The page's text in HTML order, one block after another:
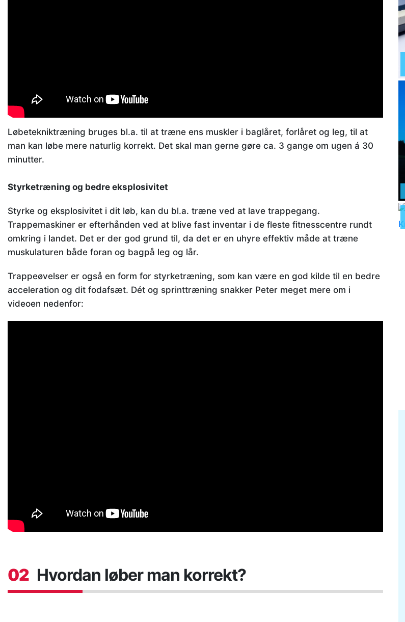
Løbetekniktræning bruges bl.a. til at træne ens muskler i baglåret, forlåret og leg, til at
man kan løbe mere naturlig korrekt. Det skal man gerne gøre ca. 3 gange om ugen á 30
minutter.
Styrketræning og bedre eksplosivitet
Styrke og eksplosivitet i dit løb, kan du bl.a. træne ved at lave trappegang.
Trappemaskiner er efterhånden ved at blive fast inventar i de fleste fitnesscentre rundt
omkring i landet. Det er der god grund til, da det er en uhyre effektiv måde at træne
muskulaturen både foran og bagpå leg og lår.
Trappeøvelser er også en form for styrketræning, som kan være en god kilde til en bedre
acceleration og dit fodafsæt. Dét og sprinttræning snakker Peter meget mere om i
videoen nedenfor:
02 Hvordan løber man korrekt?